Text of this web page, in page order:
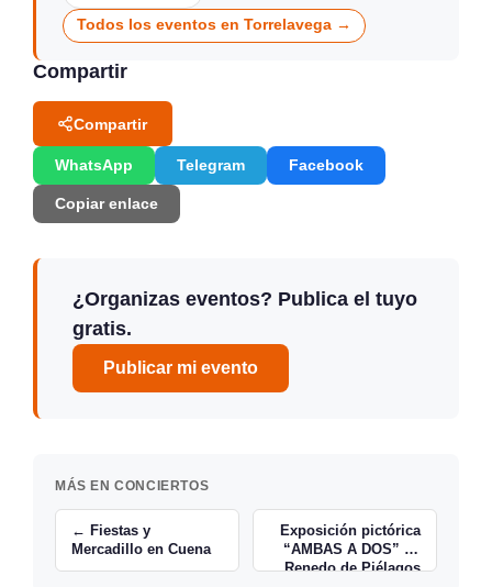
Todos los eventos en Torrelavega →
Compartir
Compartir
WhatsApp Telegram Facebook
Copiar enlace
¿Organizas eventos? Publica el tuyo
gratis.
Publicar mi evento
MÁS EN CONCIERTOS
← Fiestas y
Mercadillo en Cuena
Exposición pictórica
“AMBAS A DOS” en
Renedo de Piélagos